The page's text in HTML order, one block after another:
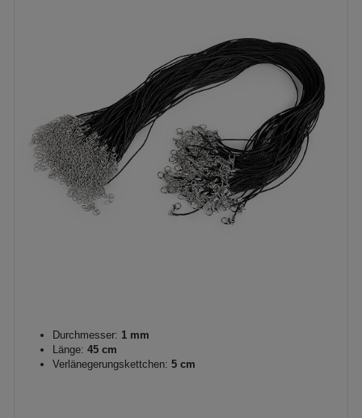
Durchmesser: 1 mm
Länge: 45 cm
Verlänegerungskettchen: 5 cm